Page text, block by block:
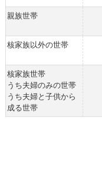
親族世帯
核家族以外の世帯
核家族世帯
うち夫婦のみの世帯
うち夫婦と子供から
成る世帯